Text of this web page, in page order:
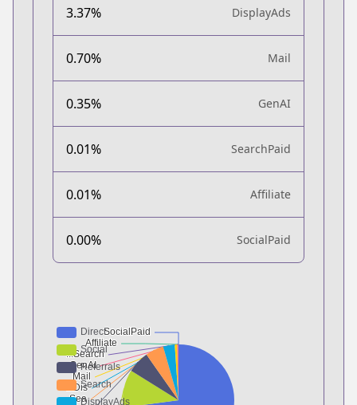
DisplayAds
3.37%
Mail
0.70%
GenAI
0.35%
SearchPaid
0.01%
Affiliate
0.01%
SocialPaid
0.00%